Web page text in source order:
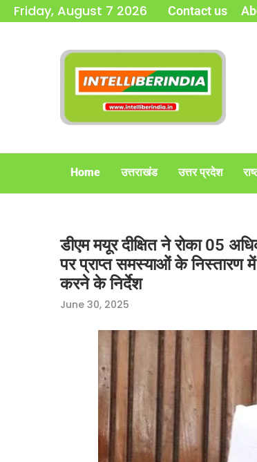
Friday, August 7 2026 Contact us
Home उत्तराखंड उत्तर प्रदेश
डीएम मयूर दीक्षित ने रोका 05
पर प्राप्त समस्याओं के निस्तारण
करने के निर्देश
June 30, 2025